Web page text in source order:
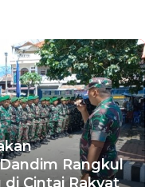
Rangkul
Cintai Rakyat